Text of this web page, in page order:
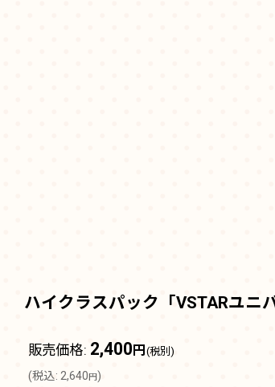
ハイクラスパック「VSTARユニ
販売価格: 2,400 円 (税別)
(税込: 2,640円)